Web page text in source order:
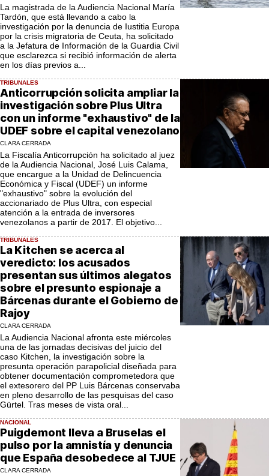
La magistrada de la Audiencia Nacional María
Tardón, que está llevando a cabo la
investigación por la denuncia de Iustitia Europa
por la crisis migratoria de Ceuta, ha solicitado
a la Jefatura de Información de la Guardia Civil
que esclarezca si recibió información de alerta
en los días previos a...
TRIBUNALES
Anticorrupción solicita ampliar la
investigación sobre Plus Ultra
con un informe "exhaustivo" de la
UDEF sobre el capital venezolano
CLARA CERRADA
La Fiscalía Anticorrupción ha solicitado al juez
de la Audiencia Nacional, José Luis Calama,
que encargue a la Unidad de Delincuencia
Económica y Fiscal (UDEF) un informe
"exhaustivo" sobre la evolución del
accionariado de Plus Ultra, con especial
atención a la entrada de inversores
venezolanos a partir de 2017. El objetivo...
TRIBUNALES
La Kitchen se acerca al
veredicto: los acusados
presentan sus últimos alegatos
sobre el presunto espionaje a
Bárcenas durante el Gobierno de
Rajoy
CLARA CERRADA
La Audiencia Nacional afronta este miércoles
una de las jornadas decisivas del juicio del
caso Kitchen, la investigación sobre la
presunta operación parapolicial diseñada para
obtener documentación comprometedora que
el extesorero del PP Luis Bárcenas conservaba
en pleno desarrollo de las pesquisas del caso
Gürtel. Tras meses de vista oral...
NACIONAL
Puigdemont lleva a Bruselas el
pulso por la amnistía y denuncia
que España desobedece al TJUE
CLARA CERRADA